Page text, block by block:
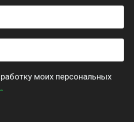
моих персональных